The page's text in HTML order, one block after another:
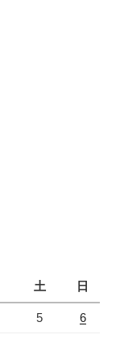
土 日
5 6